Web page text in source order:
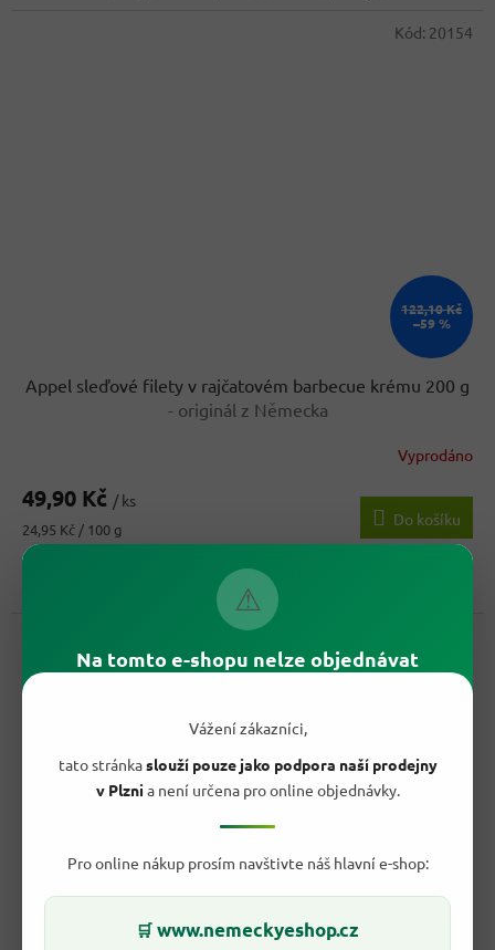
⚠
Na tomto e-shopu nelze objednávat
Vážení zákazníci,
tato stránkaslouží pouze jako podpora naší prodejny
v Plznia není určena pro online objednávky.
Pro online nákup prosím navštivte náš hlavní e-shop:
🛒 www.nemeckyeshop.cz
122,10 Kč
–59 %
Appel sleďové filety v rajčatovém barbecue krému 200 g
- originál z Německa
produktu
5,0
z
Vyprodáno
49,90 Kč / ks
Měrná
cena:
24,95 Kč / 100 g
Do košíku
Rychlá a poctivá rybí svačina s výraznou chutí. Appel sleďové
filety v rajčatovém barbecue krému jsou hotové k jídlu,...
Kód: 20154